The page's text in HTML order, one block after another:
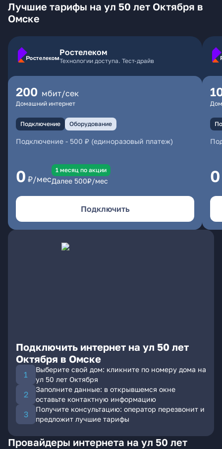
Лучшие тарифы на ул 50 лет Октября в
Омске
Ростелеком
Технологии доступа. Тест-драйв
200 мбит/сек
Домашний интернет
Подключение Оборудование
Подключение - 500 ₽ (единоразовый платеж)
0 ₽/мес
1 месяц по акции
Далее 500₽/мес
Подключить
0
Подключить интернет на ул 50 лет
Октября в Омске
Выберите свой дом: кликните по номеру дома на
ул 50 лет Октября
Заполните данные: в открывшемся окне
оставьте контактную информацию
Получите консультацию: оператор перезвонит и
предложит лучшие тарифы
Провайдеры интернета на ул 50 лет